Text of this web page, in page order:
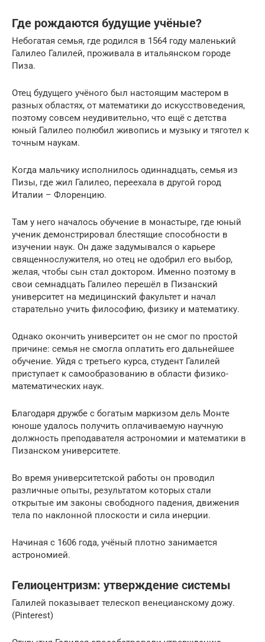
Где рождаются будущие учёные?
Небогатая семья, где родился в 1564 году маленький
Галилео Галилей, проживала в итальянском городе
Пиза.
Отец будущего учёного был настоящим мастером в
разных областях, от математики до искусствоведения,
поэтому совсем неудивительно, что ещё с детства
юный Галилео полюбил живопись и музыку и тяготел к
точным наукам.
Когда мальчику исполнилось одиннадцать, семья из
Пизы, где жил Галилео, переехала в другой город
Италии – Флоренцию.
Там у него началось обучение в монастыре, где юный
ученик демонстрировал блестящие способности в
изучении наук. Он даже задумывался о карьере
священнослужителя, но отец не одобрил его выбор,
желая, чтобы сын стал доктором. Именно поэтому в
свои семнадцать Галилео перешёл в Пизанский
университет на медицинский факультет и начал
старательно учить философию, физику и математику.
Однако окончить университет он не смог по простой
причине: семья не смогла оплатить его дальнейшее
обучение. Уйдя с третьего курса, студент Галилей
приступает к самообразованию в области физико-
математических наук.
Благодаря дружбе с богатым маркизом дель Монте
юноше удалось получить оплачиваемую научную
должность преподавателя астрономии и математики в
Пизанском университете.
Во время университетской работы он проводил
различные опыты, результатом которых стали
открытые им законы свободного падения, движения
тела по наклонной плоскости и сила инерции.
Начиная с 1606 года, учёный плотно занимается
астрономией.
Гелиоцентризм: утверждение системы
Галилей показывает телескоп венецианскому дожу.
(Pinterest)